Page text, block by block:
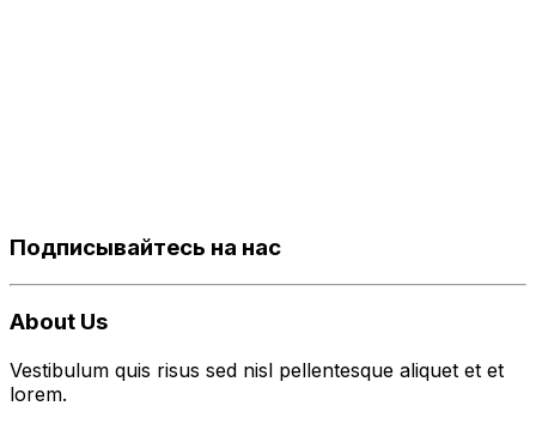
Подписывайтесь на нас
About Us
Vestibulum quis risus sed nisl pellentesque aliquet et et
lorem.